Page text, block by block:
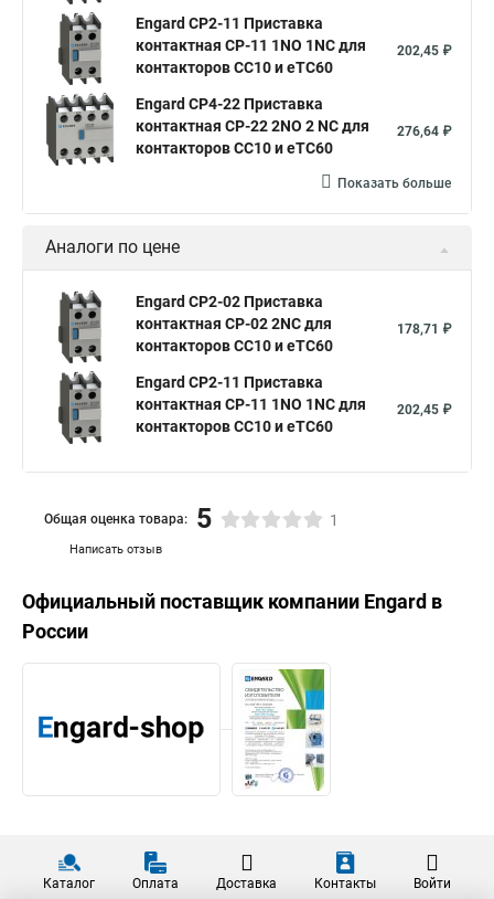
Engard CP2-11 Приставка
контактная СP-11 1NO 1NC для
контакторов CC10 и eTC60
202,45 ₽
Engard CP4-22 Приставка
контактная СP-22 2NO 2 NC для
контакторов CC10 и eTC60
276,64 ₽
Показать больше
Аналоги по цене
Engard CP2-02 Приставка
контактная СP-02 2NC для
контакторов CC10 и eTC60
178,71 ₽
Engard CP2-11 Приставка
контактная СP-11 1NO 1NC для
контакторов CC10 и eTC60
202,45 ₽
Написать отзыв
Общая оценка товара: 5 1
Официальный поставщик компании Engard в
России
Каталог Оплата Доставка Контакты Войти